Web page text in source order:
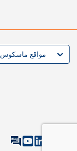
مواقع ماسكوس